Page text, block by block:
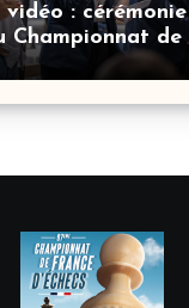
vidéo :
Championnat de
l’Alpe d’Huez